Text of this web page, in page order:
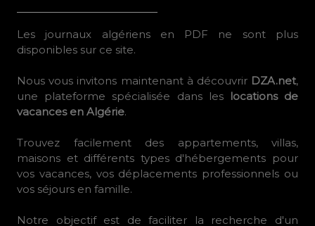
Les journaux algériens en PDF ne sont plus
disponibles sur ce site.
Nous vous invitons maintenant à découvrir DZA.net,
une plateforme spécialisée dans les locations de
vacances en Algérie.
Trouvez facilement des appartements, villas,
maisons et différents types d'hébergements pour
vos vacances, vos déplacements professionnels ou
vos séjours en famille.
Notre objectif est de faciliter la recherche d'un